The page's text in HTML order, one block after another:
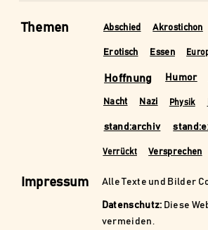
Themen Abschied Akrostichon
Erotisch Essen
Hoffnung Humor
Nacht Nazi Physik
stand:archiv
Verrückt Versprechen
Impressum Alle Texte und Bilder
Datenschutz: Diese
vermeiden.